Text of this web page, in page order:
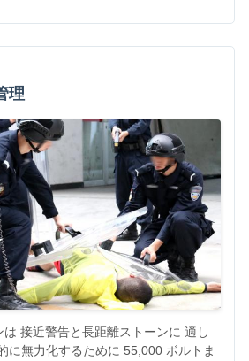
理
接近警告と長距離ストーンに 適し
に無力化するために 55,000 ボルトま